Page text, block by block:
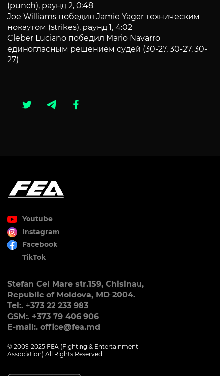
(punch), раунд 2, 0:48
Joe Williams победил Jamie Yager техническим
нокаутом (strikes), раунд 1, 4:02
Cleber Luciano победил Mario Navarro
единогласным решением судей (30-27, 30-27, 30-
27)
Youtube
Instagram
Facebook
TikTok
Stefan Cel Mare str.159, Chisinau,
Republic of Moldova, MD-2004.
Tel:. +373 22 233 983
GSM:. +373 79 406 906
E-mail:. office@fea.md
© 2009-2025 FEA (Fighting & Entertainment
Association) All Rights Reserved.